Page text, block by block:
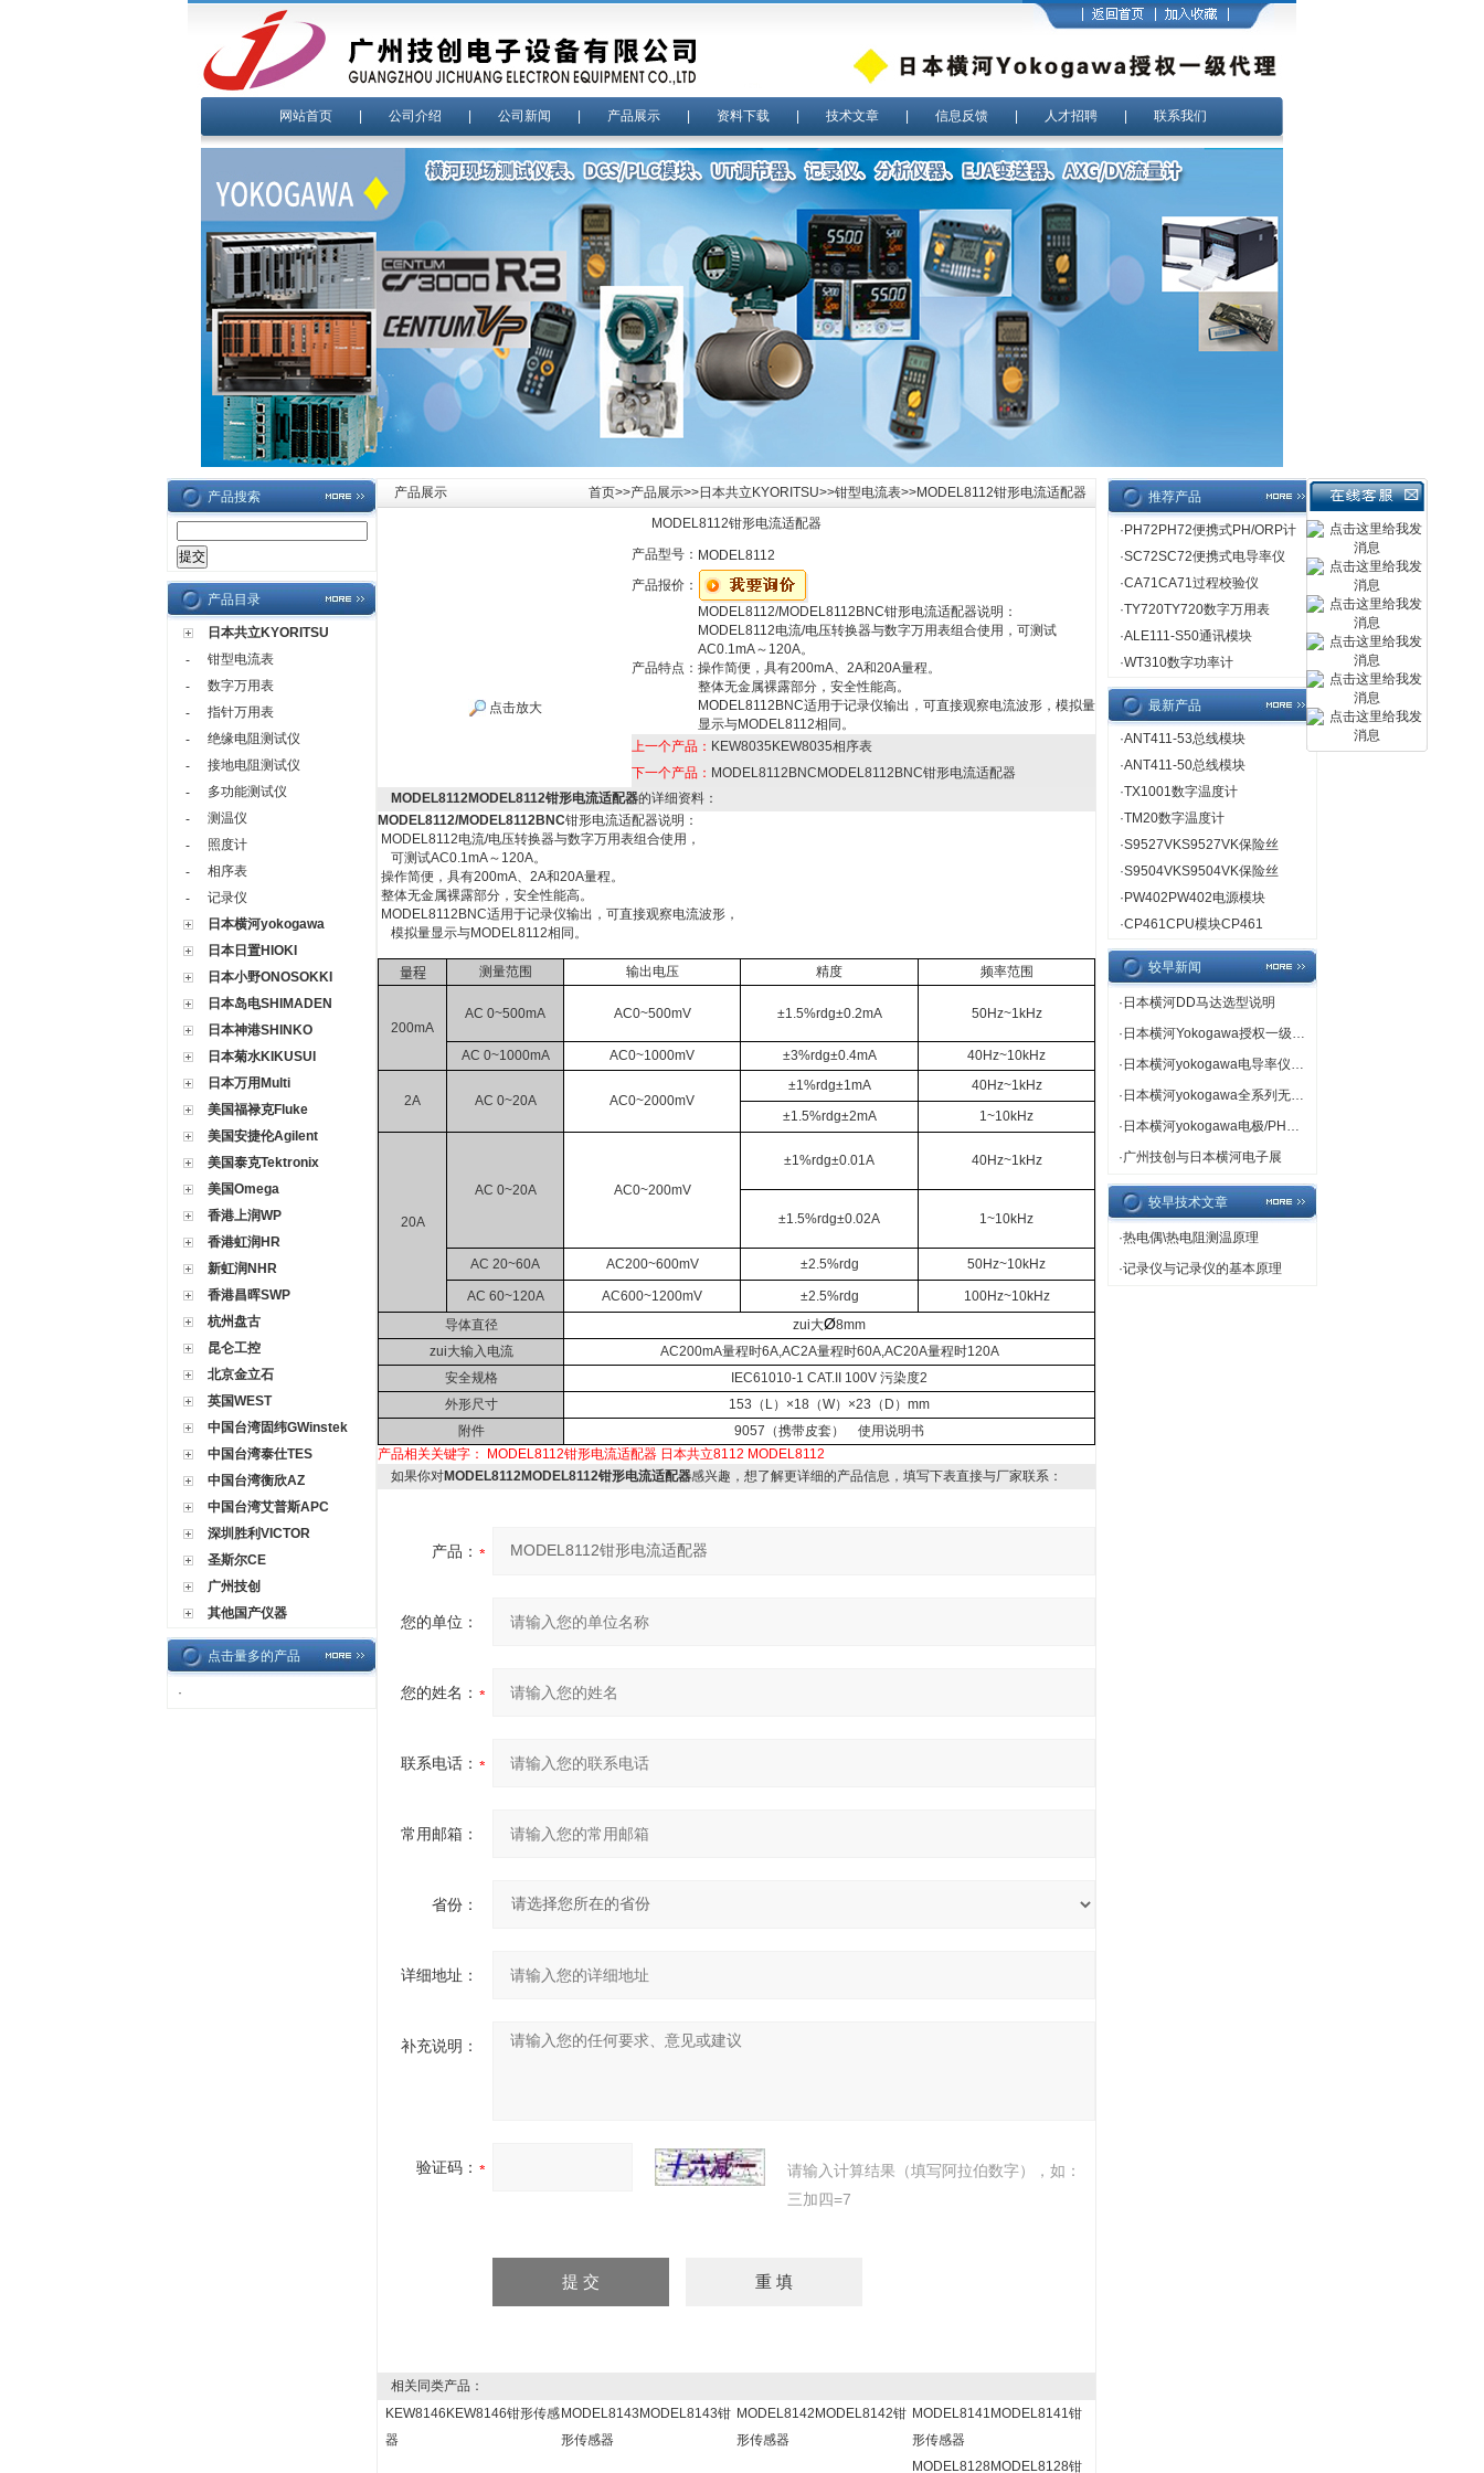
网站首页 公司介绍 公司新闻 产品展示 资料下载 技术文章 信息反馈 人才招聘 联系我们
产品搜索
产品目录
日本共立KYORITSU
-
钳型电流表
-
数字万用表
-
指针万用表
-
绝缘电阻测试仪
-
接地电阻测试仪
-
多功能测试仪
-
测温仪
-
照度计
-
相序表
-
记录仪
日本横河yokogawa
日本日置HIOKI
日本小野ONOSOKKI
日本岛电SHIMADEN
日本神港SHINKO
日本菊水KIKUSUI
日本万用Multi
美国福禄克Fluke
美国安捷伦Agilent
美国泰克Tektronix
美国Omega
香港上润WP
香港虹润HR
新虹润NHR
香港昌晖SWP
杭州盘古
昆仑工控
北京金立石
英国WEST
中国台湾固纬GWinstek
中国台湾泰仕TES
中国台湾衡欣AZ
中国台湾艾普斯APC
深圳胜利VICTOR
圣斯尔CE
广州技创
其他国产仪器
点击量多的产品
·
产品展示 首页>>产品展示>>日本共立KYORITSU>>钳型电流表>>MODEL8112钳形电流适配器
MODEL8112钳形电流适配器
点击放大
产品型号： MODEL8112
产品报价：
产品特点：
MODEL8112/MODEL8112BNC钳形电流适配器说明：
MODEL8112电流/电压转换器与数字万用表组合使用，可测试
AC0.1mA～120A。
操作简便，具有200mA、2A和20A量程。
整体无金属裸露部分，安全性能高。
MODEL8112BNC适用于记录仪输出，可直接观察电流波形，模拟量
显示与MODEL8112相同。
上一个产品： KEW8035KEW8035相序表
下一个产品： MODEL8112BNCMODEL8112BNC钳形电流适配器
MODEL8112MODEL8112钳形电流适配器的详细资料：
MODEL8112/MODEL8112BNC钳形电流适配器说明：
MODEL8112电流/电压转换器与数字万用表组合使用，
可测试AC0.1mA～120A。
操作简便，具有200mA、2A和20A量程。
整体无金属裸露部分，安全性能高。
MODEL8112BNC适用于记录仪输出，可直接观察电流波形，
模拟量显示与MODEL8112相同。
量程 测量范围 输出电压 精度 频率范围
200mA
AC 0~500mA AC0~500mV ±1.5%rdg±0.2mA 50Hz~1kHz
AC 0~1000mA AC0~1000mV ±3%rdg±0.4mA 40Hz~10kHz
2A AC 0~20A AC0~2000mV
±1%rdg±1mA
40Hz~1kHz
±1.5%rdg±2mA
1~10kHz
20A
AC 0~20A AC0~200mV
±1%rdg±0.01A 40Hz~1kHz
±1.5%rdg±0.02A 1~10kHz
AC 20~60A AC200~600mV ±2.5%rdg 50Hz~10kHz
AC 60~120A AC600~1200mV ±2.5%rdg
100Hz~10kHz
导体直径
zui大Ø8mm
zui大输入电流
AC200mA量程时6A,AC2A量程时60A,AC20A量程时120A
安全规格
IEC61010-1 CAT.II 100V 污染度2
外形尺寸
153（L） ×18（W）×23（D）mm
附件
9057（携带皮套） 使用说明书
产品相关关键字：
MODEL8112钳形电流适配器 日本共立8112 MODEL8112
如果你对MODEL8112MODEL8112钳形电流适配器感兴趣，想了解更详细的产品信息，填写下表直接与厂家联系：
产品：
您的单位：
您的姓名：
联系电话：
常用邮箱：
省份：
详细地址：
补充说明：
验证码：
请输入计算结果（填写阿拉伯数字），如：
三加四=7
相关同类产品：
KEW8146KEW8146钳形传感
器
MODEL8143MODEL8143钳
形传感器
MODEL8142MODEL8142钳
形传感器
MODEL8141MODEL8141钳
形传感器
MODEL8128MODEL8128钳
推荐产品
· PH72PH72便携式PH/ORP计
·SC72SC72便携式电导率仪
·CA71CA71过程校验仪
·TY720TY720数字万用表
·ALE111-S50通讯模块
·WT310数字功率计
最新产品
·ANT411-53总线模块
·ANT411-50总线模块
·TX1001数字温度计
·TM20数字温度计
·S9527VKS9527VK保险丝
·S9504VKS9504VK保险丝
· PW402PW402电源模块
·CP461CPU模块CP461
较早新闻
· 日本横河DD马达选型说明
· 日本横河Yokogawa授权一级代理
· 日本横河yokogawa电导率仪专卖
· 日本横河yokogawa全系列无纸记录仪
· 日本横河yokogawa电极/PH计/ORP计热卖
·广州技创与日本横河电子展
较早技术文章
·热电偶\热电阻测温原理
·记录仪与记录仪的基本原理